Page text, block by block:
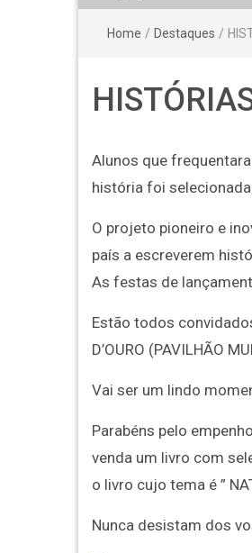
Home / Destaques /
Alunos que
história foi
O projeto pioneiro e
país a escreverem
As festas de
Estão todos
D’OURO (PAVILHÃO
Vai ser um lindo
Parabéns pelo
venda um livro com
o livro cujo tema é ”
Nunca desistam dos